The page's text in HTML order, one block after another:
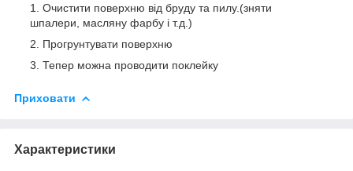
Очистити поверхню від бруду та пилу.(зняти
шпалери, масляну фарбу і т.д.)
Прогрунтувати поверхню
Тепер можна проводити поклейку
Приховати
Характеристики